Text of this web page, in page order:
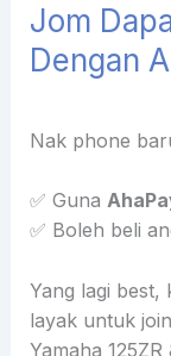
Jom
Dengan
Nak phone
✅ Guna
✅ Boleh beli
Yang lagi best,
layak untuk
Yamaha